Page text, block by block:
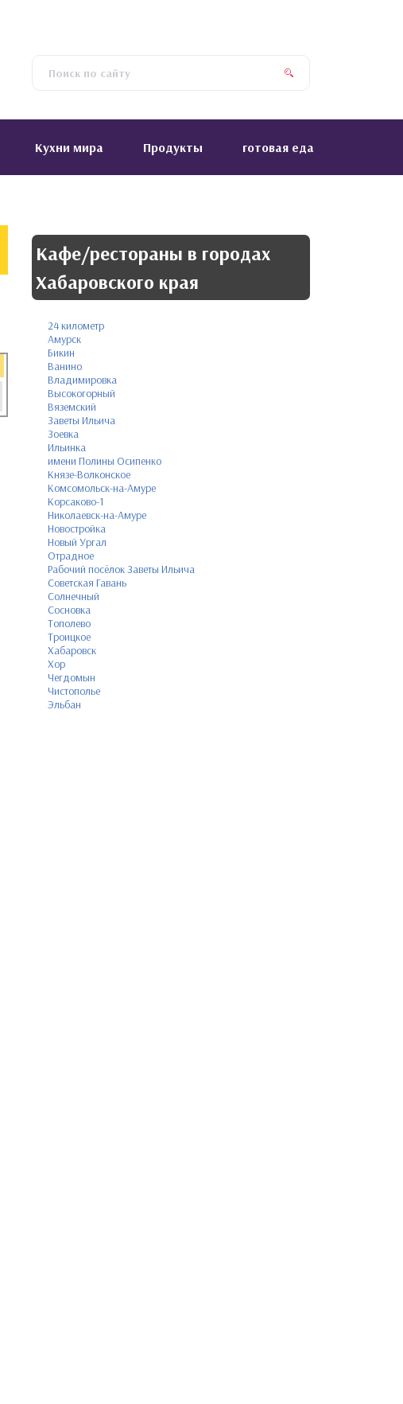
Кухни мира Продукты готовая еда
Кафе/рестораны в городах
Хабаровского края
24 километр
Амурск
Бикин
Ванино
Владимировка
Высокогорный
Вяземский
Заветы Ильича
Зоевка
Ильинка
имени Полины Осипенко
Князе-Волконское
Комсомольск-на-Амуре
Корсаково-1
Николаевск-на-Амуре
Новостройка
Новый Ургал
Отрадное
Рабочий посёлок Заветы Ильича
Советская Гавань
Солнечный
Сосновка
Тополево
Троицкое
Хабаровск
Хор
Чегдомын
Чистополье
Эльбан